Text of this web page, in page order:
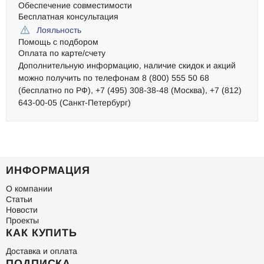
Обеспечение совместимости
Бесплатная консультация
Лояльность
Помощь с подбором
Оплата по карте/счету
Дополнительную информацию, наличие скидок и акций
можно получить по телефонам 8 (800) 555 50 68
(бесплатно по РФ), +7 (495) 308-38-48 (Москва), +7 (812)
643-00-05 (Санкт-Петербург)
ИНФОРМАЦИЯ
О компании
Статьи
Новости
Проекты
КАК КУПИТЬ
Доставка и оплата